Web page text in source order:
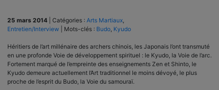
25 mars 2014 Catégories : Arts Martiaux
Entretien/Interview
Mots-clés : Budo Kyudo
Héritiers de l’art millénaire des archers chinois, les Japonais l’ont transmuté
en une profonde Voie de développement spirituel : le Kyudo, la Voie de l’arc.
Fortement marqué de l’empreinte des enseignements Zen et Shinto, le
Kyudo demeure actuellement l’Art traditionnel le moins dévoyé, le plus
proche de l’esprit du Budo, la Voie du samouraï.